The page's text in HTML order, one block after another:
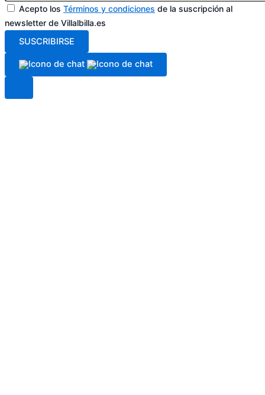
Acepto los Términos y condiciones de la suscripción al
newsletter de Villalbilla.es
SUSCRIBIRSE